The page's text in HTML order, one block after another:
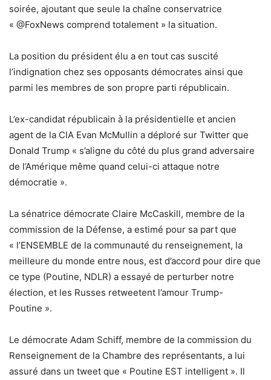
soirée, ajoutant que seule la chaîne conservatrice
« @FoxNews comprend totalement » la situation.
La position du président élu a en tout cas suscité
l’indignation chez ses opposants démocrates ainsi que
parmi les membres de son propre parti républicain.
L’ex-candidat républicain à la présidentielle et ancien
agent de la CIA Evan McMullin a déploré sur Twitter que
Donald Trump « s’aligne du côté du plus grand adversaire
de l’Amérique même quand celui-ci attaque notre
démocratie ».
La sénatrice démocrate Claire McCaskill, membre de la
commission de la Défense, a estimé pour sa part que
« l’ENSEMBLE de la communauté du renseignement, la
meilleure du monde entre nous, est d’accord pour dire que
ce type (Poutine, NDLR) a essayé de perturber notre
élection, et les Russes retweetent l’amour Trump-
Poutine ».
Le démocrate Adam Schiff, membre de la commission du
Renseignement de la Chambre des représentants, a lui
assuré dans un tweet que « Poutine EST intelligent ». Il